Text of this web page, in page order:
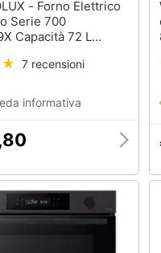
Elettrico
Serie 700
Capacità 72 L
2990 W Colore
7 recensioni
informativa